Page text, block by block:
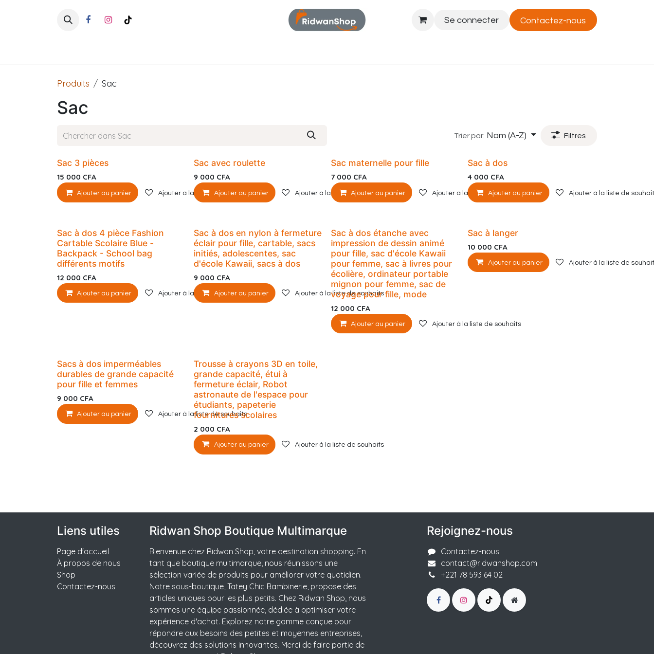
Se connecter Contactez-nous
Produits Sac
Sac
Trier par: Nom (A-Z) Filtres
Sac 3 pièces
15 000 CFA
Ajouter au panier Ajouter à la liste de souhaits
Sac avec roulette
9 000 CFA
Ajouter au panier Ajouter à la liste de souhaits
Sac maternelle pour fille
7 000 CFA
Ajouter au panier Ajouter à la liste de souhaits
Sac à dos
4 000 CFA
Ajouter au panier Ajouter à la liste de
Sac à dos 4 pièce Fashion
Cartable Scolaire Blue -
Backpack - School bag
différents motifs
12 000 CFA
Ajouter au panier Ajouter à la liste de souhaits
Sac à dos en nylon à fermeture
éclair pour fille, cartable, sacs
initiés, adolescentes, sac
d'école Kawaii, sacs à dos
9 000 CFA
Ajouter au panier Ajouter à la liste de souhaits
Sac à dos étanche avec
impression de dessin animé
pour fille, sac d'école Kawaii
pour femme, sac à livres pour
écolière, ordinateur portable
mignon pour femme, sac de
voyage pour fille, mode
12 000 CFA
Ajouter au panier Ajouter à la liste de souhaits
Sac à langer
10 000 CFA
Ajouter au panier Ajouter à la liste de
Sacs à dos imperméables
durables de grande capacité
pour fille et femmes
9 000 CFA
Ajouter au panier Ajouter à la liste de souhaits
Trousse à crayons 3D en toile,
grande capacité, étui à
fermeture éclair, Robot
astronaute de l'espace pour
étudiants, papeterie
fournitures scolaires
2 000 CFA
Ajouter au panier Ajouter à la liste de souhaits
Liens utiles
Page d'accueil
À propos de nous
Shop
Contactez-nous
Ridwan Shop Boutique Multimarque
Bienvenue chez Ridwan Shop, votre destination shopping. En
tant que boutique multimarque, nous réunissons une
sélection variée de produits pour améliorer votre quotidien.
Notre sous-boutique, Tatey Chic Bambinerie, propose des
articles uniques pour les plus petits. Chez Ridwan Shop, nous
sommes une équipe passionnée, dédiée à optimiser votre
expérience d'achat. Explorez notre gamme conçue pour
répondre aux besoins des petites et moyennes entreprises,
découvrez des solutions innovantes. Merci de faire partie de
Rejoignez-nous
Contactez-nous
contact@ridwanshop.com
+221 78 593 64 02